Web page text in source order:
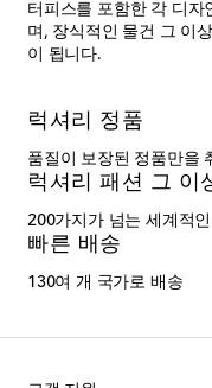
터피스를 포함한 각 디자
며, 장식적인 물건 그 이
이 됩니다.
럭셔리 정품
품질이 보장된 정품만을
럭셔리 패션 그 이
200가지가 넘는 세계적
빠른 배송
130여 개 국가로 배송